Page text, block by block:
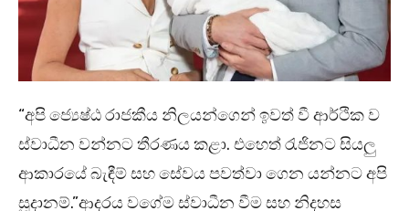
“අපි ජ්‍යෙෂ්ඨ රාජකීය නිලයන්ගෙන් ඉවත් වී ආර්ථික ව
ස්වාධීන වන්නට තීරණය කළා. එහෙත් රැජිනට සියලු
ආකාරයේ බැඳීම් සහ සේවය පවත්වා ගෙන යන්නට අපි
සූදානම්.”ආදරය වගේම ස්වාධීන වීම සහ නිදහස